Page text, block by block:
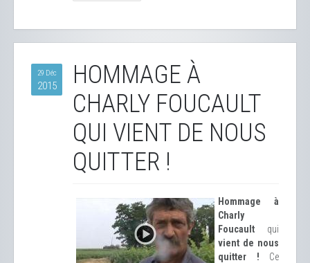
29 Déc
2015
HOMMAGE À
CHARLY FOUCAULT
QUI VIENT DE NOUS
QUITTER !
Hommage à
Charly
Foucault qui
vient de nous
quitter ! Ce